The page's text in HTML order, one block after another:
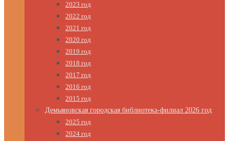
2023 год
2022 год
2021 год
2020 год
2019 год
2018 год
2017 год
2016 год
2015 год
Демьяновская городская библиотека-филиал 2026 год
2025 год
2024 год